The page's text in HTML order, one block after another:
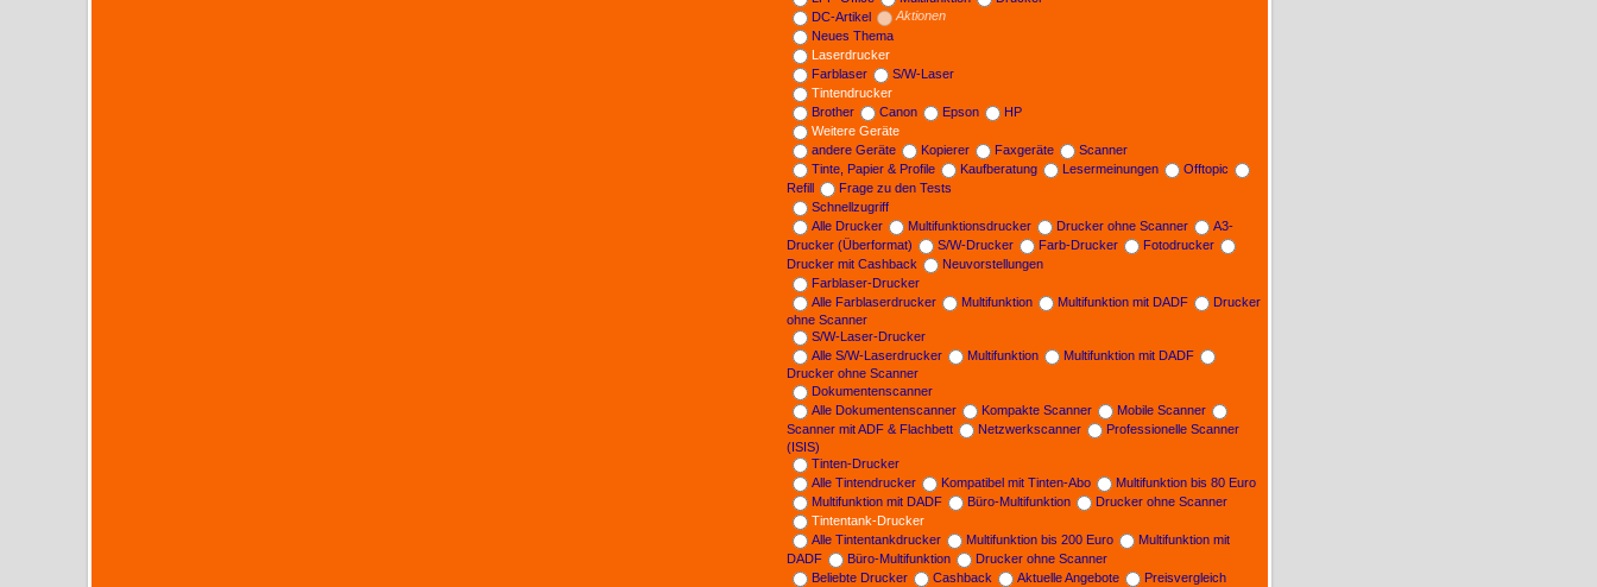
DC-Artikel
Aktionen
Neues Thema
Laserdrucker
Farblaser
S/W-Laser
Tintendrucker
Brother
Canon Epson
HP
Weitere Geräte
andere Geräte
Kopierer Faxgeräte
Scanner
Tinte, Papier & Profile
Kaufberatung Lesermeinungen
Offtopic
Refill
Frage zu den Tests
Schnellzugriff
Alle Drucker
Multifunktionsdrucker Drucker ohne Scanner
A3-
Drucker (Überformat)
S/W-Drucker Farb-Drucker
Fotodrucker
Drucker mit Cashback
Neuvorstellungen
Farblaser-Drucker
Alle Farblaserdrucker
Multifunktion Multifunktion mit DADF
Drucker
ohne Scanner
S/W-Laser-Drucker
Alle S/W-Laserdrucker
Multifunktion
Multifunktion mit DADF
Drucker ohne Scanner
Dokumentenscanner
Alle Dokumentenscanner
Kompakte Scanner
Mobile Scanner
Scanner mit ADF & Flachbett
Netzwerkscanner
Professionelle Scanner
(ISIS)
Tinten-Drucker
Alle Tintendrucker
Kompatibel mit Tinten-Abo
Multifunktion bis 80 Euro
Multifunktion mit DADF
Büro-Multifunktion
Drucker ohne Scanner
Tintentank-Drucker
Alle Tintentankdrucker
Multifunktion bis 200 Euro
Multifunktion mit
DADF
Büro-Multifunktion
Drucker ohne Scanner
Beliebte Drucker
Cashback Aktuelle Angebote
Preisvergleich